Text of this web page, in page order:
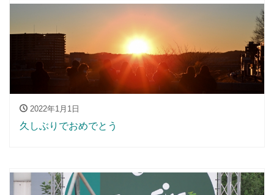
2022年1月1日
久しぶりでおめでとう